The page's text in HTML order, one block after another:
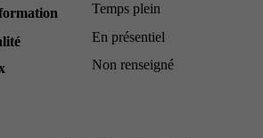
Temps plein
En présentiel
Non renseigné